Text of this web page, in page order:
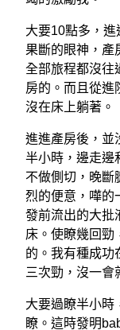
大要10點多，
果斷的眼神，產
全部旅程都沒往
房的。而且從進
沒在床上躺著。
進進產房後，並
半小時，邊走邊
不做側切，晚斷
烈的便意，嘩的
發前流出的大批
床。使瞭幾回勁
的。我有種成功
三次勁，沒一會
大要過瞭半小時
瞭。這時發明